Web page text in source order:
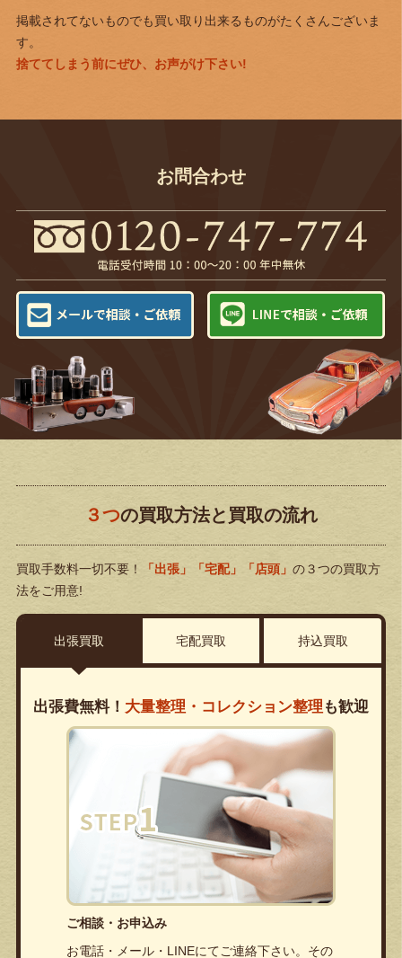
掲載されてないものでも買い取り出来るものがたくさんございま
す。
捨ててしまう前にぜひ、お声がけ下さい!
お問合わせ
３つの買取方法と買取の流れ
買取手数料一切不要！ 「出張」「宅配」「店頭」 の３つの買取方
法をご用意!
出張買取 宅配買取 持込買取
出張費無料！ 大量整理・コレクション整理 も歓迎
ご相談・お申込み
お電話・メール・LINEにてご連絡下さい。その